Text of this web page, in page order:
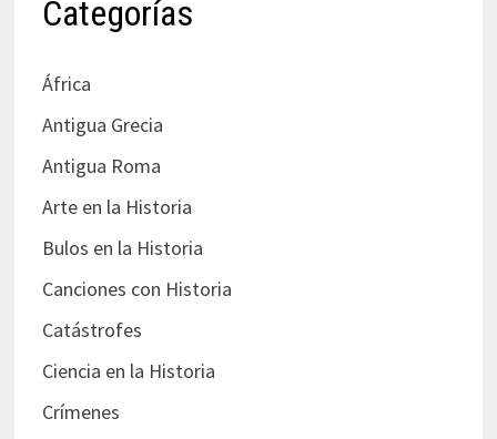
Categorías
África
Antigua Grecia
Antigua Roma
Arte en la Historia
Bulos en la Historia
Canciones con Historia
Catástrofes
Ciencia en la Historia
Crímenes